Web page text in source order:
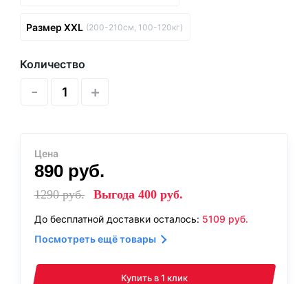
Размер XXL (200-210см, 100-120кг)
Количество
- +
Цена
890 руб.
1290руб. Выгода 400 руб.
До бесплатной доставки осталось: 5109 руб.
Посмотреть ещё товары
Купить в 1 клик